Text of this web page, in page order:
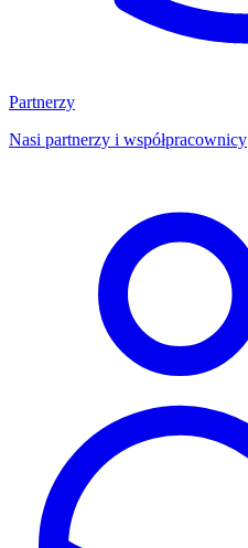
Partnerzy
Nasi partnerzy i współpracownicy